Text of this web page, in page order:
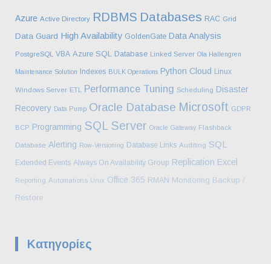
Azure Active Directory RDBMS Databases RAC Grid
Data Guard High Availability GoldenGate Data Analysis
PostgreSQL VBA Azure SQL Database Linked Server Ola Hallengren
Maintenance Solution Indexes BULK Operations Python Cloud Linux
Windows Server ETL Performance Tuning Scheduling Disaster
Recovery Data Pump Oracle Database Microsoft GDPR
BCP Programming SQL Server Oracle Gateway Flashback
Database Alerting Row-Versioning Database Links Auditing SQL
Extended Events Always On Availability Group Replication Excel
Reporting Automations Unix Office 365 RMAN Monitoring Backup /
Restore
Kατηγορίες